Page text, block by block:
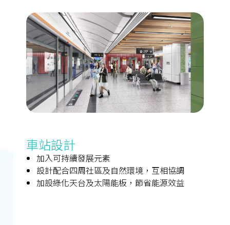
車站設計
加入可持續發展元素
設計配合四周社區及自然環境，互相協調
加設綠化天台及太陽能板，節省能源效益